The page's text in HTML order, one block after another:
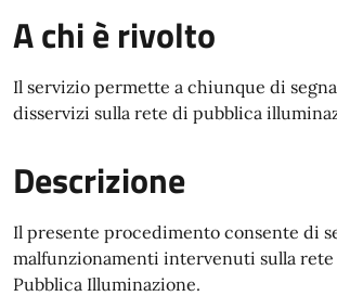
A chi è rivolto
Il servizio permette a chiunque di
disservizi sulla rete di pubblica
Descrizione
Il presente procedimento consente di
malfunzionamenti intervenuti sulla
Pubblica Illuminazione.